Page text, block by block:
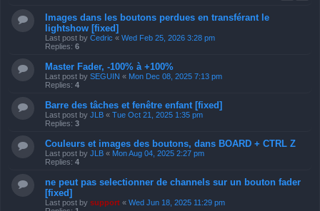
Images dans les boutons perdues en transférant le
lightshow [fixed]
Last post by Cedric « Wed Feb 25, 2026 3:28 pm
Replies: 6
Master Fader, -100% à +100%
Last post by SEGUIN « Mon Dec 08, 2025 7:13 pm
Replies: 4
Barre des tâches et fenêtre enfant [fixed]
Last post by JLB « Tue Oct 21, 2025 1:35 pm
Replies: 3
Couleurs et images des boutons, dans BOARD + CTRL Z
Last post by JLB « Mon Aug 04, 2025 2:27 pm
Replies: 4
ne peut pas selectionner de channels sur un bouton fader
[fixed]
Last post by support « Wed Jun 18, 2025 11:29 pm